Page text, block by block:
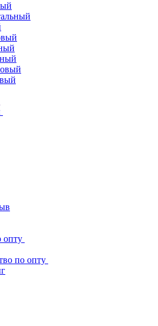
опту
по опту